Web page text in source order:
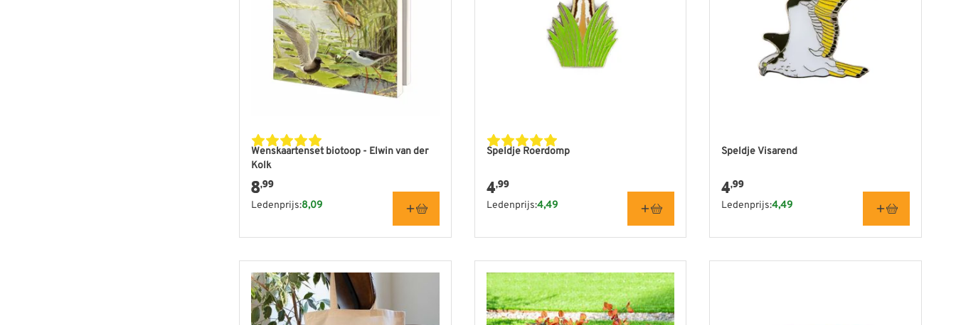
Wenskaartenset biotoop - Elwin van der
Kolk
8,99
Ledenprijs:8,09
Speldje Roerdomp
4,99
Ledenprijs:4,49
Speldje Visarend
4,99
Ledenprijs:4,49